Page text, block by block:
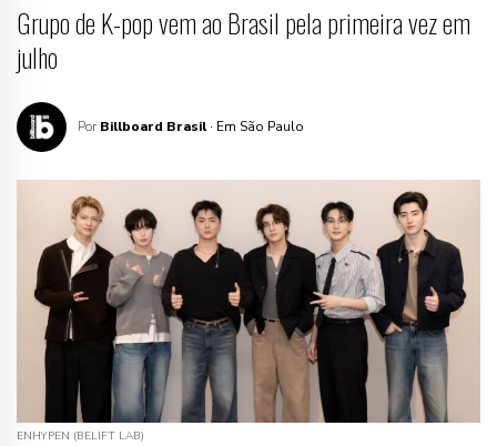
Grupo de K-pop vem ao Brasil pela primeira vez em
julho
Por Billboard Brasil · Em São Paulo
ENHYPEN (BELIFT LAB)